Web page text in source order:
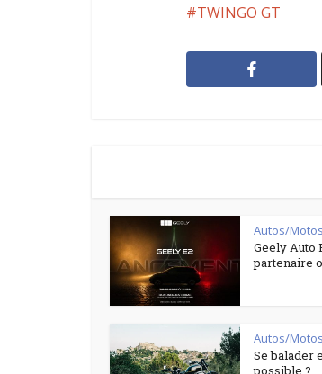
TWINGO GT
Autos/Motos
Geely Auto
partenaire
Autos/Motos
Se balader
possible ?